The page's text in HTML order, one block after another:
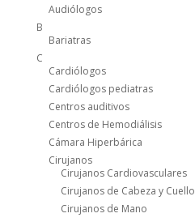
Audiólogos
B
Bariatras
C
Cardiólogos
Cardiólogos pediatras
Centros auditivos
Centros de Hemodiálisis
Cámara Hiperbárica
Cirujanos
Cirujanos Cardiovasculares
Cirujanos de Cabeza y Cuello
Cirujanos de Mano